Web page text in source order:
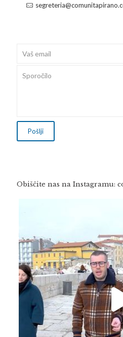
Obiščite nas na Instagramu: